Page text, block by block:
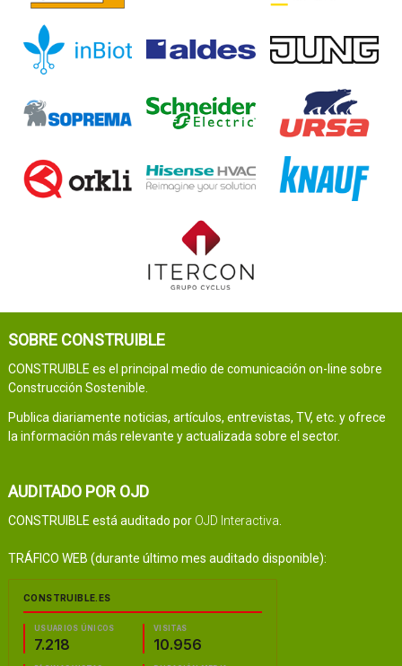
SOBRE CONSTRUIBLE
CONSTRUIBLE es el principal medio de comunicación on-line sobre
Construcción Sostenible.
Publica diariamente noticias, artículos, entrevistas, TV, etc. y ofrece
la información más relevante y actualizada sobre el sector.
AUDITADO POR OJD
CONSTRUIBLE está auditado por OJD Interactiva.
TRÁFICO WEB (durante último mes auditado disponible):